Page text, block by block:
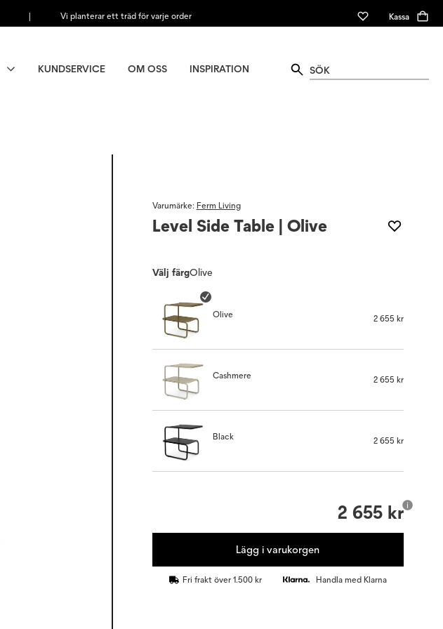
| Vi planterar ett träd för varje order Kassa
KUNDSERVICE OM OSS INSPIRATION
Level Side Table | Olive
Varumärke: Ferm Living
Välj färgOlive
Olive 2 655 kr
Cashmere 2 655 kr
Black 2 655 kr
2 655 kr
Lägg i varukorgen
Fri frakt över 1.500 kr Handla med Klarna